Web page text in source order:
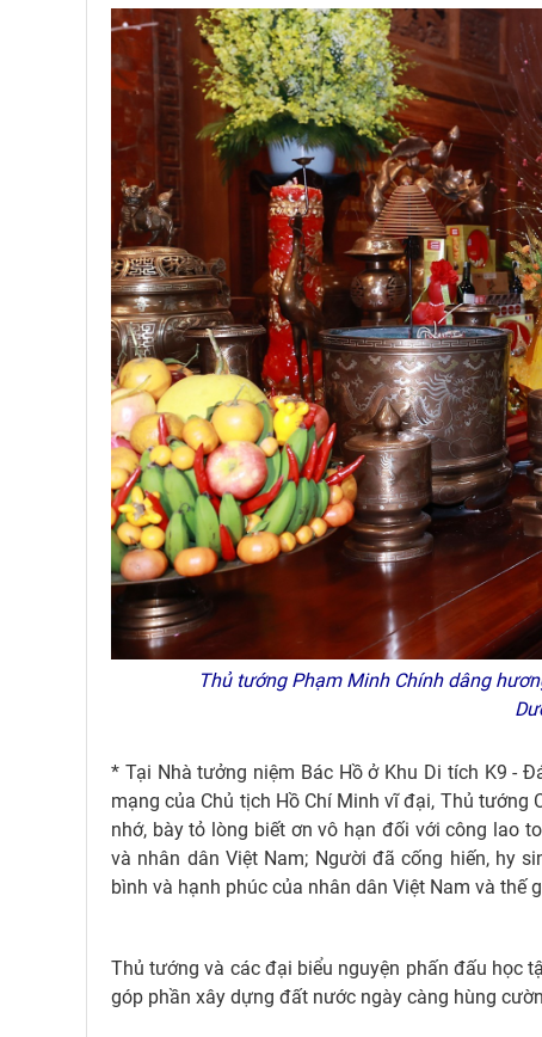
Thủ tướng Phạm Minh Chính dâng
* Tại Nhà tưởng niệm Bác Hồ ở Khu Di tích K9 -
mạng của Chủ tịch Hồ Chí Minh vĩ đại, Thủ
nhớ, bày tỏ lòng biết ơn vô hạn đối với công lao
và nhân dân Việt Nam; Người đã cống hiến, hy
bình và hạnh phúc của nhân dân Việt Nam và thế
Thủ tướng và các đại biểu nguyện phấn đấu học
góp phần xây dựng đất nước ngày càng hùng